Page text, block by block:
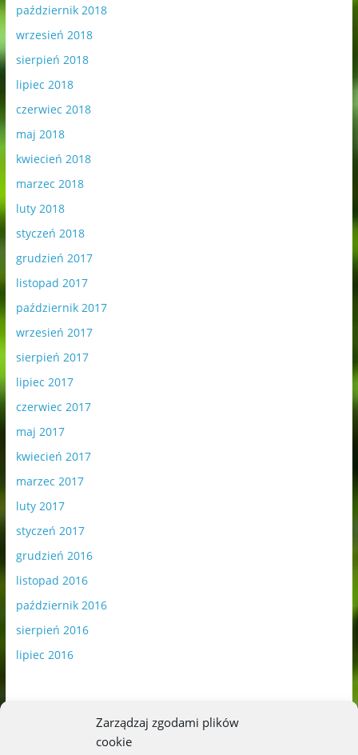
Zarządzaj zgodami plików
cookie
październik 2018
wrzesień 2018
sierpień 2018
lipiec 2018
czerwiec 2018
maj 2018
kwiecień 2018
marzec 2018
luty 2018
styczeń 2018
grudzień 2017
listopad 2017
październik 2017
wrzesień 2017
sierpień 2017
lipiec 2017
czerwiec 2017
maj 2017
kwiecień 2017
marzec 2017
luty 2017
styczeń 2017
grudzień 2016
listopad 2016
październik 2016
sierpień 2016
lipiec 2016